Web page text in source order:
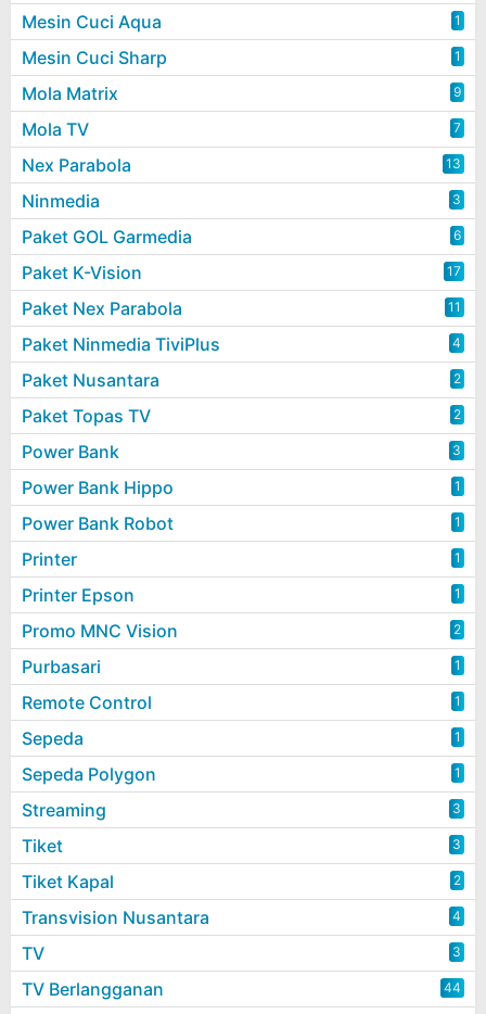
Mesin Cuci Aqua 1
Mesin Cuci Sharp 1
Mola Matrix 9
Mola TV 7
Nex Parabola 13
Ninmedia 3
Paket GOL Garmedia 6
Paket K-Vision 17
Paket Nex Parabola 11
Paket Ninmedia TiviPlus 4
Paket Nusantara 2
Paket Topas TV 2
Power Bank 3
Power Bank Hippo 1
Power Bank Robot 1
Printer 1
Printer Epson 1
Promo MNC Vision 2
Purbasari 1
Remote Control 1
Sepeda 1
Sepeda Polygon 1
Streaming 3
Tiket 3
Tiket Kapal 2
Transvision Nusantara 4
TV 3
TV Berlangganan 44